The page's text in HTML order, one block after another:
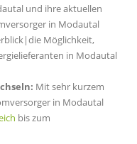
und ihre aktuellen
in Modautal
Möglichkeit,
in Modautal
Mit sehr kurzem
in Modautal
bis zum